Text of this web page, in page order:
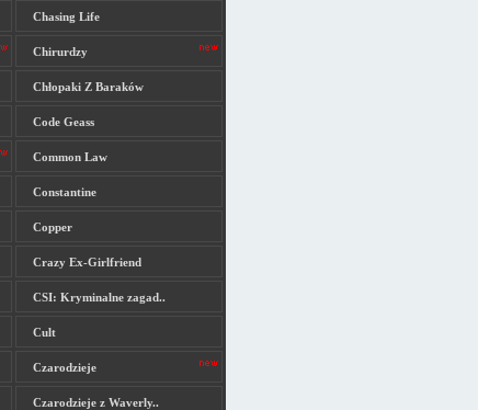
Chasing Life
Chirurdzy
Chłopaki Z Baraków
Code Geass
Common Law
Constantine
Copper
Crazy Ex-Girlfriend
CSI: Kryminalne zagad..
Cult
Czarodzieje
Czarodzieje z Waverly..